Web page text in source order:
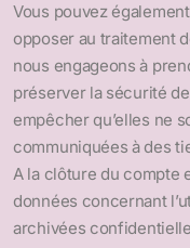
Vous pouvez
opposer au traitement
nous engageons à
préserver la sécurité
empêcher qu’elles ne
communiquées à des
A la clôture du compte
données concernant
archivées